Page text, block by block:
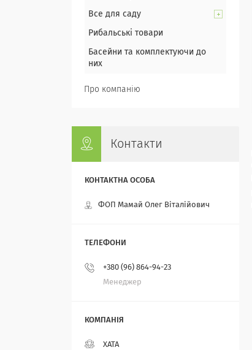
Все для саду
Рибальські товари
Басейни та комплектуючи до
них
Про компанію
Контакти
ФОП Мамай Олег Віталійович
+380 (96) 864-94-23
Менеджер
ХАТА